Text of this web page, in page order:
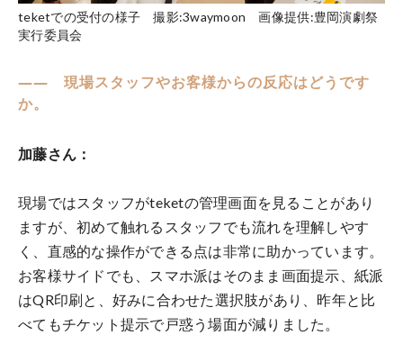
teketでの受付の様子 撮影:3waymoon 画像提供:豊岡演劇祭
実行委員会
―― 現場スタッフやお客様からの反応はどうです
か。
加藤さん：
現場ではスタッフがteketの管理画面を見ることがあり
ますが、初めて触れるスタッフでも流れを理解しやす
く、直感的な操作ができる点は非常に助かっています。
お客様サイドでも、スマホ派はそのまま画面提示、紙派
はQR印刷と、好みに合わせた選択肢があり、昨年と比
べてもチケット提示で戸惑う場面が減りました。